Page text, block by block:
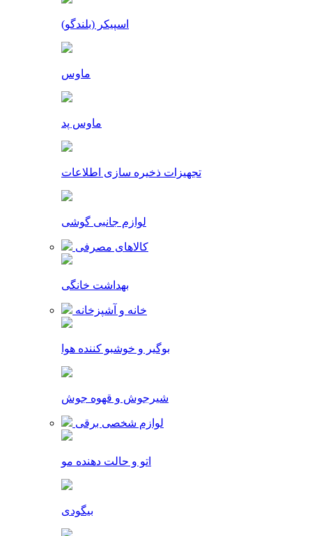
اسپیکر (بلندگو)
ماوس
ماوس پد
تجهیزات ذخیره سازی اطلاعات
لوازم جانبی گوشی
کالاهای مصرفی
بهداشت خانگی
خانه و آشپزخانه
بوگیر و خوشبو کننده هوا
شیرجوش و قهوه جوش
لوازم شخصی برقی
اتو و حالت دهنده مو
بیگودی